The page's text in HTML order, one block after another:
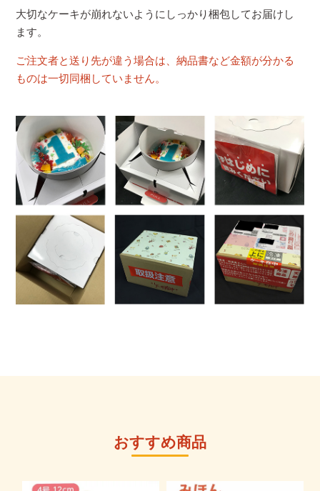
大切なケーキが崩れないようにしっかり梱包してお届けし
ます。
ご注文者と送り先が違う場合は、納品書など金額が分かる
ものは一切同梱していません。
おすすめ商品